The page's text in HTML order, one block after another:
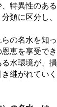
、特異性のある
類に区分し、
の名水を知っ
恵を享受でき
水環境が、損
継がれていく